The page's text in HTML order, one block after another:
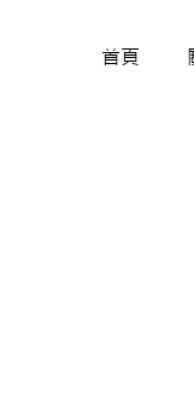
首頁